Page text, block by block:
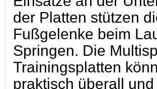
der Platten stützen
Fußgelenke beim
Springen. Die
Trainingsplatten
praktisch überall